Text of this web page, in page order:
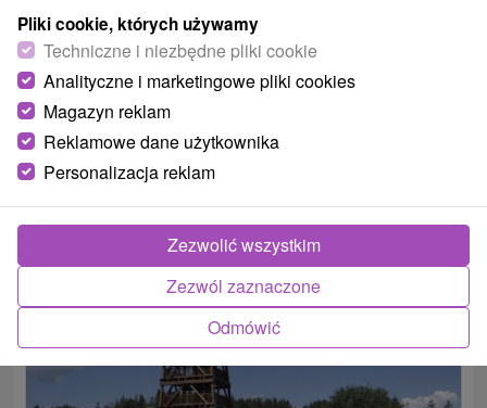
Chodnik wśród koron drzew Bachledki
Prešovský kraj -Ždiar
POKAZ
Pliki cookie, których używamy
Techniczne i niezbędne pliki cookie
Analityczne i marketingowe pliki cookies
Magazyn reklam
Reklamowe dane użytkownika
Personalizacja reklam
Odmówić
Zezwól zaznaczone
Zezwolić wszystkim